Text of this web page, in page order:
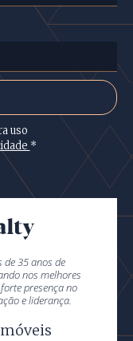
uso
*
35 anos de
nos melhores
presença no
e liderança.